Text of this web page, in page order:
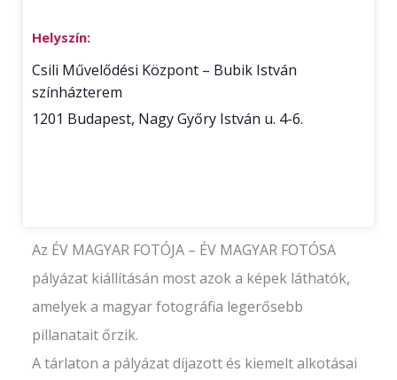
Helyszín:
Csili Művelődési Központ – Bubik István
színházterem
1201 Budapest, Nagy Győry István u. 4-6.
Az ÉV MAGYAR FOTÓJA – ÉV MAGYAR FOTÓSA
pályázat kiállításán most azok a képek láthatók,
amelyek a magyar fotográfia legerősebb
pillanatait őrzik.
A tárlaton a pályázat díjazott és kiemelt alkotásai